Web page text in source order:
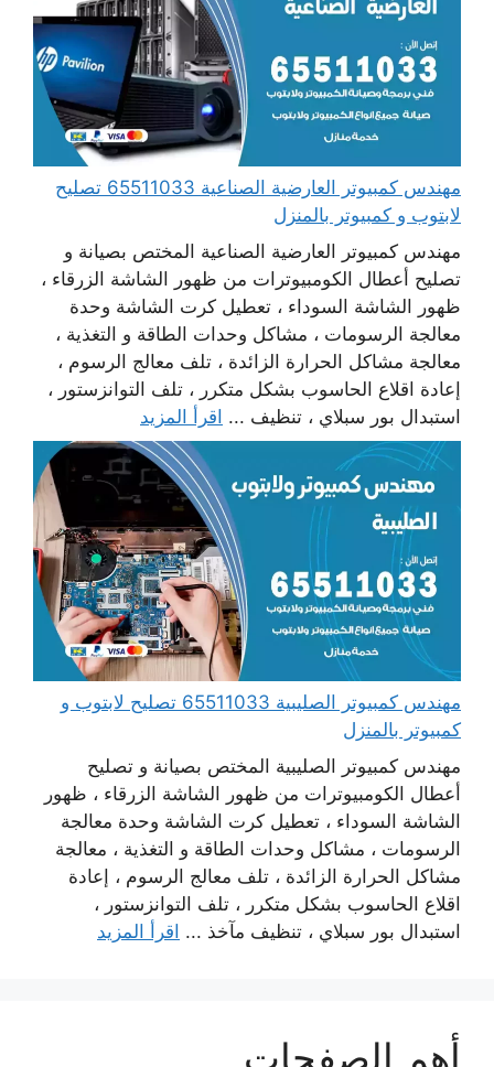
مهندس كمبيوتر العارضية الصناعية 65511033 تصليح
لابتوب و كمبيوتر بالمنزل
مهندس كمبيوتر العارضية الصناعية المختص بصيانة و
تصليح أعطال الكومبيوترات من ظهور الشاشة الزرقاء ،
ظهور الشاشة السوداء ، تعطيل كرت الشاشة وحدة
معالجة الرسومات ، مشاكل وحدات الطاقة و التغذية ،
معالجة مشاكل الحرارة الزائدة ، تلف معالج الرسوم ،
إعادة اقلاع الحاسوب بشكل متكرر ، تلف التوانزستور ،
استبدال بور سبلاي ، تنظيف ... اقرأ المزيد
مهندس كمبيوتر الصليبية 65511033 تصليح لابتوب و
كمبيوتر بالمنزل
مهندس كمبيوتر الصليبية المختص بصيانة و تصليح
أعطال الكومبيوترات من ظهور الشاشة الزرقاء ، ظهور
الشاشة السوداء ، تعطيل كرت الشاشة وحدة معالجة
الرسومات ، مشاكل وحدات الطاقة و التغذية ، معالجة
مشاكل الحرارة الزائدة ، تلف معالج الرسوم ، إعادة
اقلاع الحاسوب بشكل متكرر ، تلف التوانزستور ،
استبدال بور سبلاي ، تنظيف مآخذ ... اقرأ المزيد
أهم الصفحات